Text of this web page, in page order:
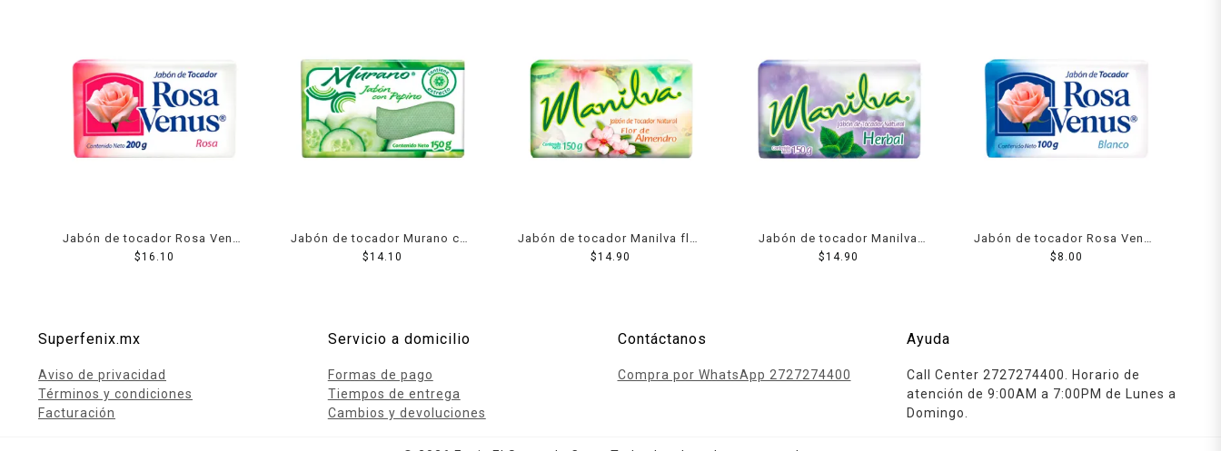
Jabón de tocador Rosa Venus
rosa 200 g
$16.10
Jabón de tocador Murano con
pepino 150 g
$14.10
Jabón de tocador Manilva flor
de almendro 150 g
$14.90
Jabón de tocador Manilva
herbal 150 g
$14.90
Jabón de tocador Rosa Venus
blanco 100 g
$ 8.00
Superfenix.mx
Aviso de privacidad
Términos y condiciones
Facturación
Servicio a domicilio
Formas de pago
Tiempos de entrega
Cambios y devoluciones
Contáctanos
Compra por WhatsApp 2727274400
Ayuda
Call Center 2727274400. Horario de
atención de 9:00AM a 7:00PM de Lunes a
Domingo.